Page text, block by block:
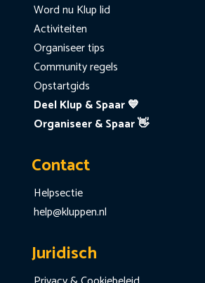
Word nu Klup lid
Activiteiten
Organiseer tips
Community regels
Opstartgids
Deel Klup & Spaar 💙
Organiseer & Spaar 👋
Contact
Helpsectie
help@kluppen.nl
Juridisch